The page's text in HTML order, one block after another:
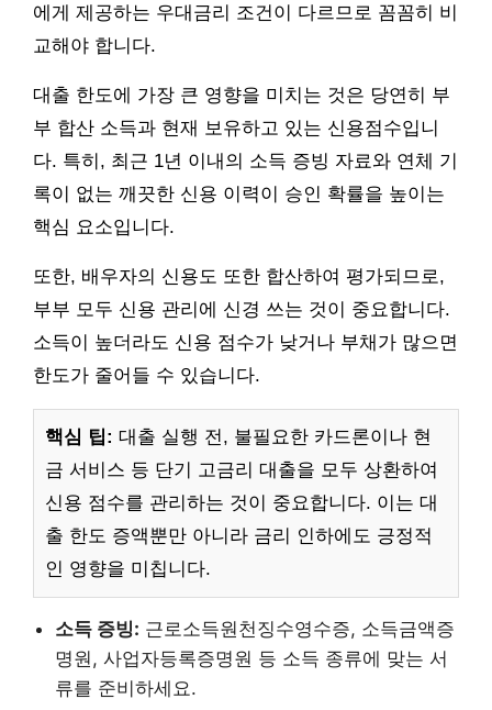
에게 제공하는 우대금리 조건이 다르므로 꼼꼼히 비
교해야 합니다.
대출 한도에 가장 큰 영향을 미치는 것은 당연히 부
부 합산 소득과 현재 보유하고 있는 신용점수입니
다. 특히, 최근 1년 이내의 소득 증빙 자료와 연체 기
록이 없는 깨끗한 신용 이력이 승인 확률을 높이는
핵심 요소입니다.
또한, 배우자의 신용도 또한 합산하여 평가되므로,
부부 모두 신용 관리에 신경 쓰는 것이 중요합니다.
소득이 높더라도 신용 점수가 낮거나 부채가 많으면
한도가 줄어들 수 있습니다.
핵심 팁: 대출 실행 전, 불필요한 카드론이나 현
금 서비스 등 단기 고금리 대출을 모두 상환하여
신용 점수를 관리하는 것이 중요합니다. 이는 대
출 한도 증액뿐만 아니라 금리 인하에도 긍정적
인 영향을 미칩니다.
소득 증빙: 근로소득원천징수영수증, 소득금액증
명원, 사업자등록증명원 등 소득 종류에 맞는 서
류를 준비하세요.